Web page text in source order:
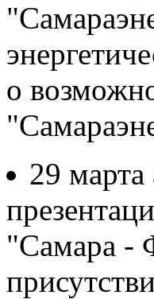
о
29
"Самара -